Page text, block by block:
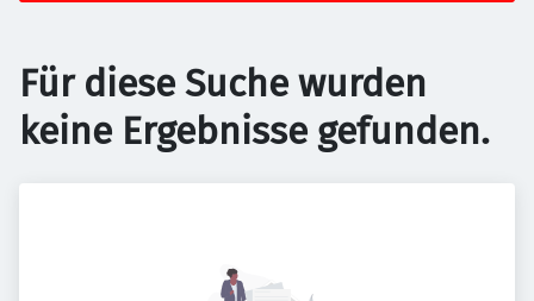
Für diese Suche wurden
keine Ergebnisse gefunden.